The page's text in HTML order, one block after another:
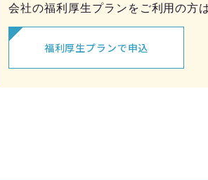
会社の福利厚生プランをご利用の方
福利厚生プランで申込